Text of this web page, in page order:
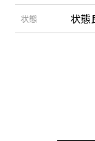
状態 状